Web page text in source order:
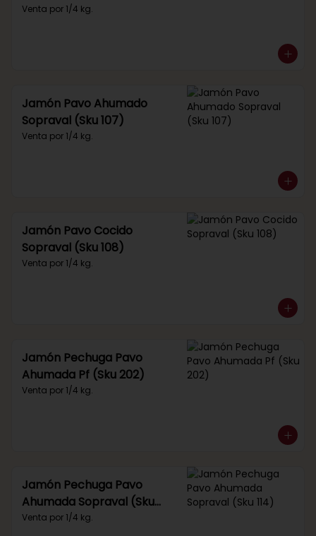
Venta por 1/4 kg.
Jamón Pavo Ahumado
Sopraval (Sku 107)
Venta por 1/4 kg.
Jamón Pavo Cocido
Sopraval (Sku 108)
Venta por 1/4 kg.
Jamón Pechuga Pavo
Ahumada Pf (Sku 202)
Venta por 1/4 kg.
Jamón Pechuga Pavo
Ahumada Sopraval (Sku
114)
Venta por 1/4 kg.